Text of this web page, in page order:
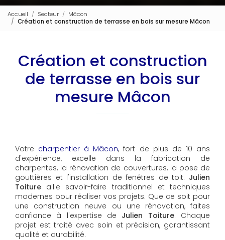
Accueil Secteur
Mâcon
Création et construction de terrasse en bois sur mesure Mâcon
Création et construction
de terrasse en bois sur
mesure Mâcon
Votre charpentier à Mâcon, fort de plus de 10 ans
d'expérience, excelle dans la fabrication de
charpentes, la rénovation de couvertures, la pose de
gouttières et l'installation de fenêtres de toit. Julien
Toiture allie savoir-faire traditionnel et techniques
modernes pour réaliser vos projets. Que ce soit pour
une construction neuve ou une rénovation, faites
confiance à l'expertise de Julien Toiture. Chaque
projet est traité avec soin et précision, garantissant
qualité et durabilité.